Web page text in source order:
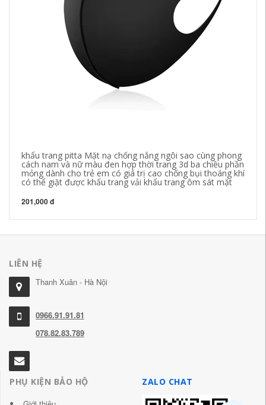
khẩu trang pitta Mặt nạ chống nắng ngôi sao cùng phong
cách nam và nữ màu đen hợp thời trang 3d ba chiều phần
mỏng dành cho trẻ em có giá trị cao chống bụi thoáng khí
có thể giặt được khẩu trang vải khẩu trang ôm sát mặt
201,000 đ
LIÊN HỆ
Thanh Xuân - Hà Nội
0966.91.91.81
078.82.83.789
PHỤ KIỆN BẢO HỘ
ZALO CHAT